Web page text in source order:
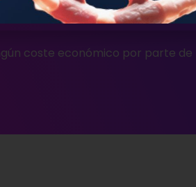
coste económico por parte de